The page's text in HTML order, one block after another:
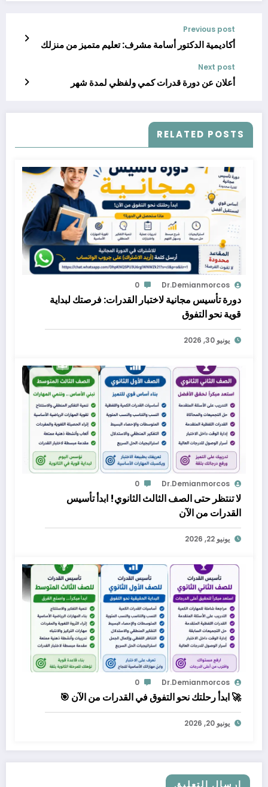
Previous post
أكاديمية الدكتور أسامة مشرف: تعليم متميز من منزلك
Next post
أعلان عن دورة قدرات كمي ولفظي لمدة شهر
RELATED POSTS
Dr.demianmorcos
0
دورة تأسيس مجانية لاختبار القدرات: فرصتك لبداية
قوية نحو التفوق
يونيو 30, 2026
Dr.demianmorcos
0
لا تنتظر حتى الصف الثالث الثانوي! ابدأ تأسيس
القدرات من الآن
يونيو 22, 2026
Dr.demianmorcos
0
🚀 ابدأ رحلتك نحو التفوق في القدرات من الآن 🎯
يونيو 20, 2026
إرسال التعليق